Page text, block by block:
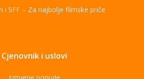
i SFF – Za najbolje filmske priče
Cjenovnik i uslovi